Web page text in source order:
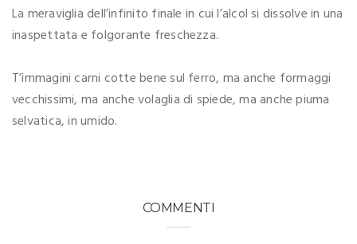
La meraviglia dell’infinito finale in cui l’alcol si dissolve in una
inaspettata e folgorante freschezza.
T’immagini carni cotte bene sul ferro, ma anche formaggi
vecchissimi, ma anche volaglia di spiede, ma anche piuma
selvatica, in umido.
COMMENTI